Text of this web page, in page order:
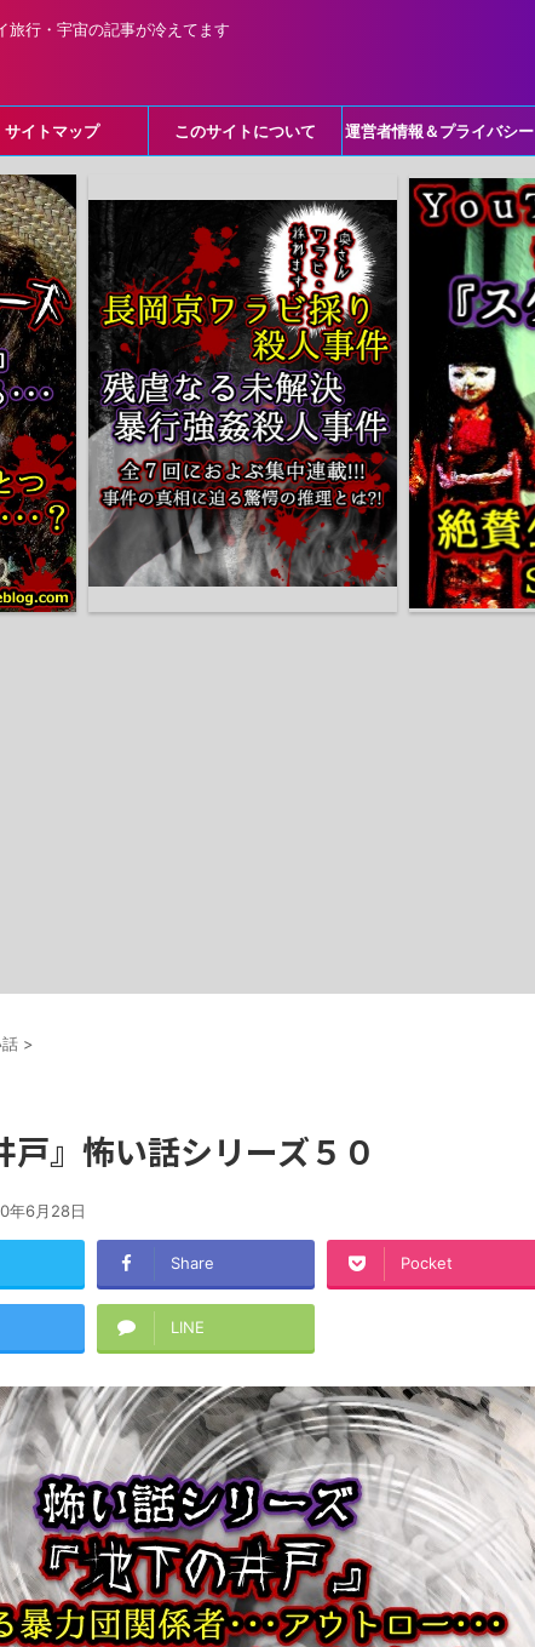
旅行・宇宙の記事が冷えてます
サイトマップ このサイトについて 運営者情報＆プライバシー
ポリシー
>
戸』怖い話シリーズ５０
年6月28日
Share Pocket
LINE